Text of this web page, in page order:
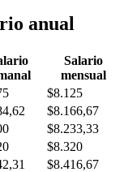
anual
Salario
mensual
$8.125
$8.166,67
$8.233,33
$8.320
$8.416,67